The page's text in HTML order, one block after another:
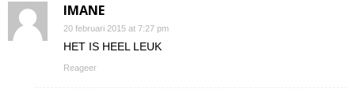
IMANE
20 februari 2015 at 7:27 pm
HET IS HEEL LEUK
Reageer